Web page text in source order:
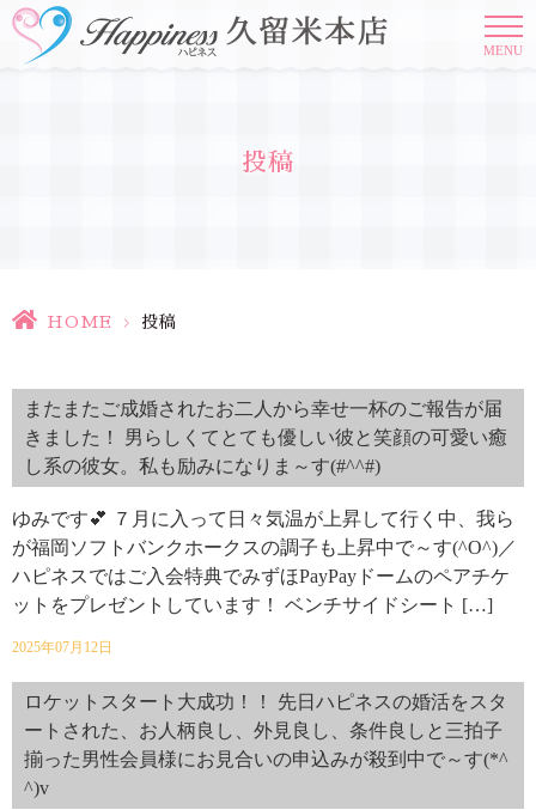
MENU
投稿
HOME > 投稿
またまたご成婚されたお二人から幸せ一杯のご報告が届
きました！ 男らしくてとても優しい彼と笑顔の可愛い癒
し系の彼女。私も励みになりま～す(#^^#)
ゆみです💕 ７月に入って日々気温が上昇して行く中、我ら
が福岡ソフトバンクホークスの調子も上昇中で～す(^O^)／
ハピネスではご入会特典でみずほPayPayドームのペアチケ
ットをプレゼントしています！ ベンチサイドシート […]
2025年07月12日
ロケットスタート大成功！！ 先日ハピネスの婚活をスタ
ートされた、お人柄良し、外見良し、条件良しと三拍子
揃った男性会員様にお見合いの申込みが殺到中で～す(*^
^)v